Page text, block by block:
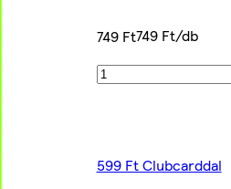
749 Ft749 Ft/db
599 Ft Clubcarddal